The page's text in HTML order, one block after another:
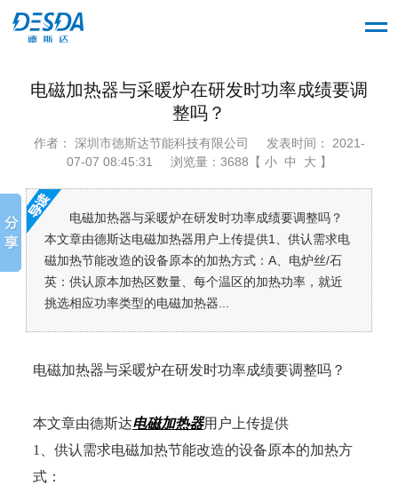
电磁加热器与采暖炉在研发时功率成绩要调
整吗？
作者： 深圳市德斯达节能科技有限公司
发表时间： 2021-
07-07 08:45:31
浏览量：3688【 小 中 大 】
电磁加热器与采暖炉在研发时功率成绩要调整吗？
本文章由德斯达电磁加热器用户上传提供1、供认需求电
磁加热节能改造的设备原本的加热方式：A、电炉丝/石
英：供认原本加热区数量、每个温区的加热功率，就近
挑选相应功率类型的电磁加热器...
电磁加热器与采暖炉在研发时功率成绩要调整吗？
本文章由德斯达电磁加热器用户上传提供
1、供认需求电磁加热节能改造的设备原本的加热方
式：